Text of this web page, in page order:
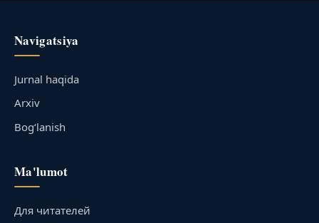
Navigatsiya
Jurnal haqida
Arxiv
Bog‘lanish
Ma'lumot
Для читателей